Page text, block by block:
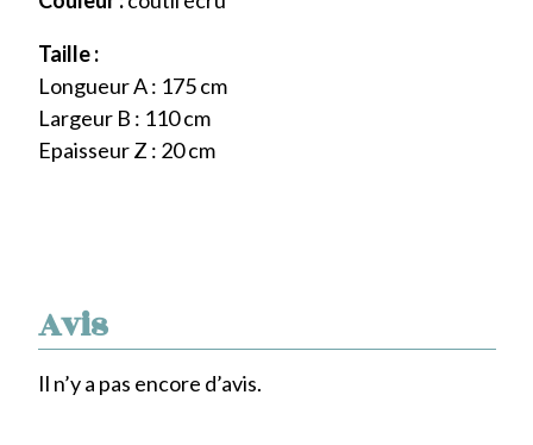
Avis
Il n’y a pas encore d’avis.
Taille :
Longueur A : 175 cm
Largeur B : 110 cm
Epaisseur Z : 20 cm